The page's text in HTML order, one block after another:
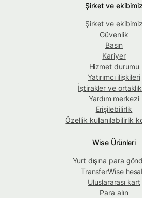
Şirket ve ekibimiz
Şirket ve ekibimiz
Güvenlik
Basın
Kariyer
Hizmet durumu
Yatırımcı ilişkileri
İştirakler ve
Yardım merkezi
Erişilebilirlik
Özellik kullanılabilirlik
Wise Ürünleri
Yurt dışına para
TransferWise
Uluslararası kart
Para alın